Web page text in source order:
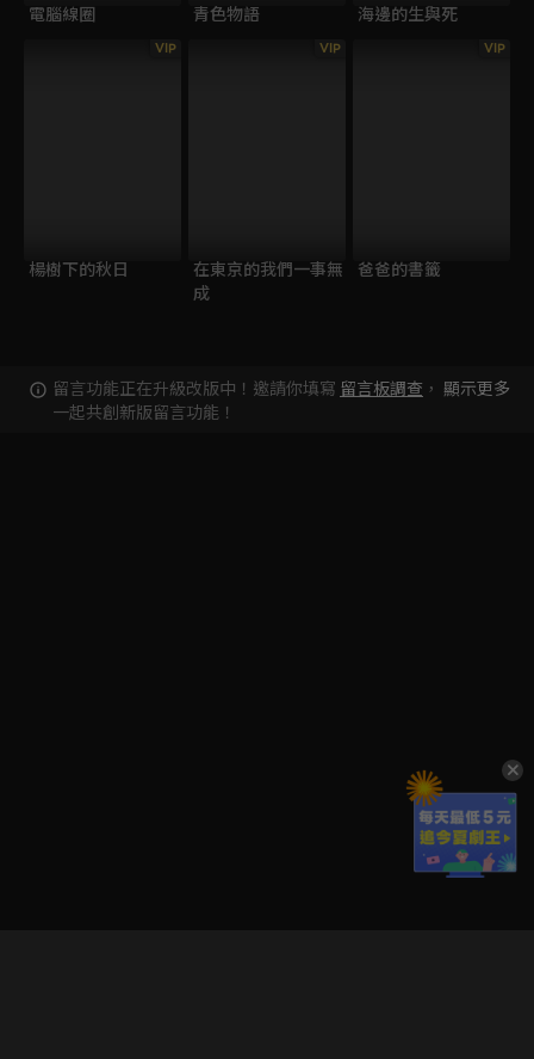
電腦線圈 青色物語 海邊的生與死
VIP
楊樹下的秋日
VIP
在東京的我們一事無
成
VIP
爸爸的書籤
留言功能正在升級改版中！邀請你填寫 留言板調查 ，
一起共創新版留言功能！
顯示更多